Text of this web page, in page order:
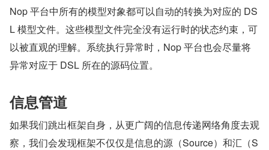
Nop 平台中所有的模型对象都可以自动的转换为对应的 DS
L 模型文件。这些模型文件完全没有运行时的状态约束，可
以被直观的理解。系统执行异常时，Nop 平台也会尽量将
异常对应于 DSL 所在的源码位置。
信息管道
如果我们跳出框架自身，从更广阔的信息传递网络角度去观
察，我们会发现框架不仅仅是信息的源（Source）和汇（S